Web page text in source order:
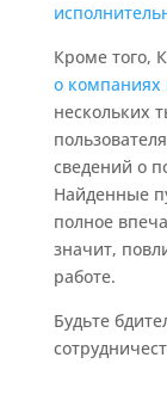
Кроме того,
о
нескольких
сведений о
Найденные
полное
значит,
работе.
Будьте